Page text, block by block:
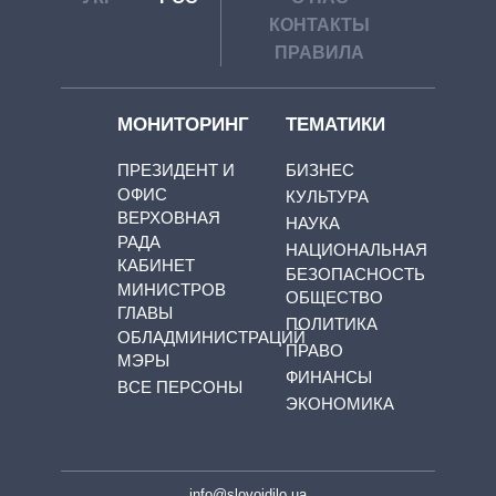
КОНТАКТЫ
ПРАВИЛА
МОНИТОРИНГ
ПРЕЗИДЕНТ И
ОФИС
ВЕРХОВНАЯ
РАДА
КАБИНЕТ
МИНИСТРОВ
ГЛАВЫ
ОБЛАДМИНИСТРАЦИЙ
МЭРЫ
ВСЕ ПЕРСОНЫ
ТЕМАТИКИ
БИЗНЕС
КУЛЬТУРА
НАУКА
НАЦИОНАЛЬНАЯ
БЕЗОПАСНОСТЬ
ОБЩЕСТВО
ПОЛИТИКА
ПРАВО
ФИНАНСЫ
ЭКОНОМИКА